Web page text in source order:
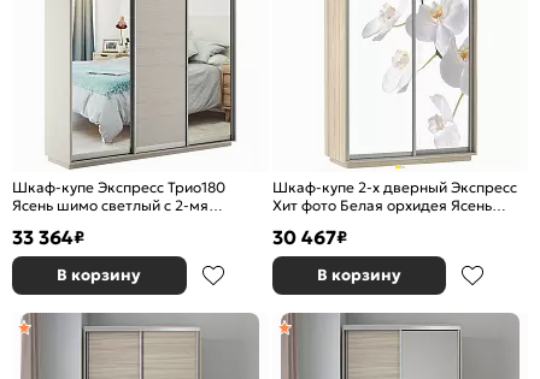
Шкаф-купе Экспресс Трио180
Ясень шимо светлый с 2-мя
33 364₽
В корзину
Шкаф-купе 2-х дверный Экспресс
Хит фото Белая орхидея Ясень
30 467₽
В корзину